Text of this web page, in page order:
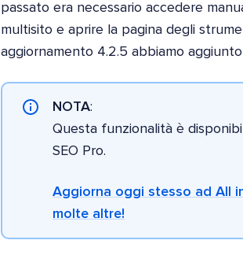
passato era necessario accedere
multisito e aprire la pagina degli
aggiornamento 4.2.5 abbiamo
NOTA:
Questa funzionalità è
SEO Pro.
Aggiorna oggi stesso ad All
molte altre!